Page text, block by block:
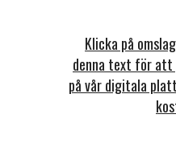
Klicka på
denna text för att
på vår digitala